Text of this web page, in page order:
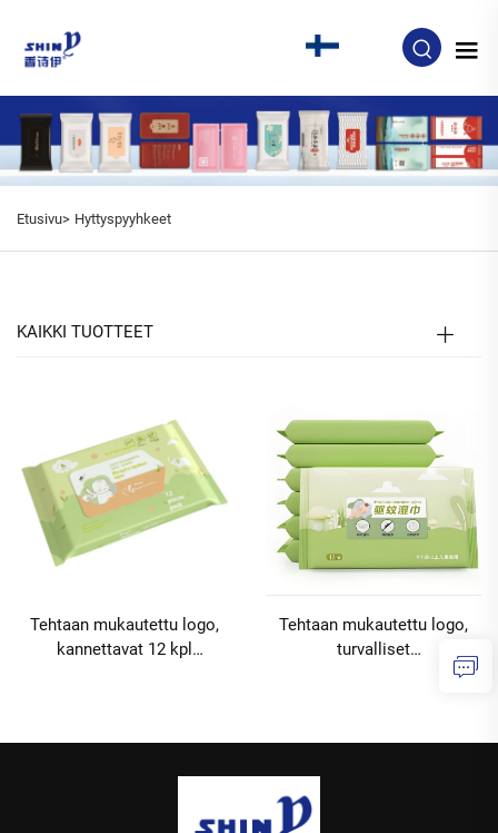
Etusivu> Hyttyspyyhkeet
KAIKKI TUOTTEET
Tehtaan mukautettu logo,
kannettavat 12 kpl
aikuisille ja lapsille,
vähimmäistilaukset 10000
Tehtaan mukautettu logo,
turvalliset
hyttysenpoistopyyhkeet, 12
lapsille, vähimmäistilaukset
10000 pakkausta